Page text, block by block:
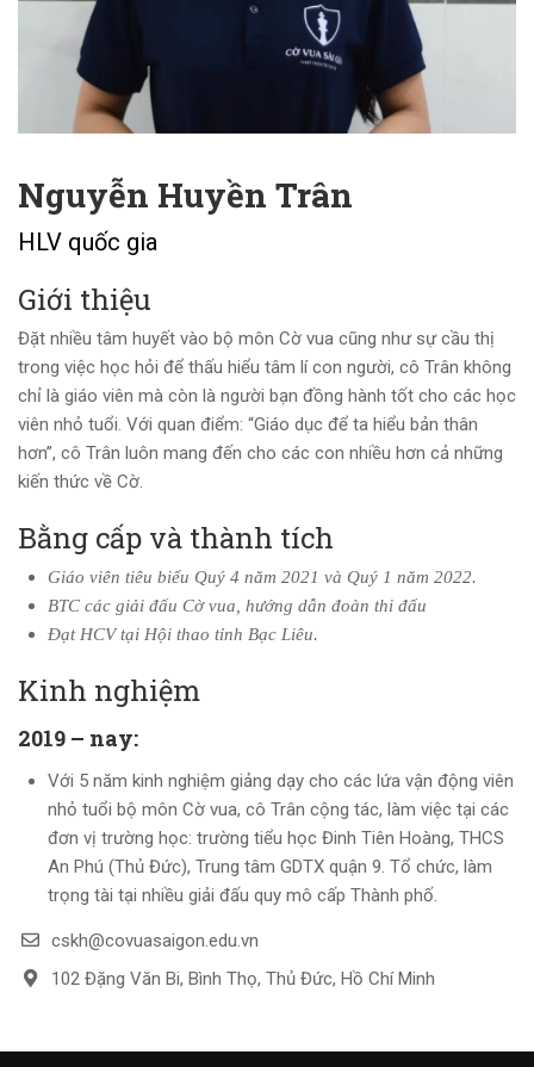
Nguyễn Huyền Trân
HLV quốc gia
Giới thiệu
Đặt nhiều tâm huyết vào bộ môn Cờ vua cũng như sự cầu thị
trong việc học hỏi để thấu hiểu tâm lí con người, cô Trân không
chỉ là giáo viên mà còn là người bạn đồng hành tốt cho các học
viên nhỏ tuổi. Với quan điểm: “Giáo dục để ta hiểu bản thân
hơn”, cô Trân luôn mang đến cho các con nhiều hơn cả những
kiến thức về Cờ.
Bằng cấp và thành tích
Giáo viên tiêu biểu Quý 4 năm 2021 và Quý 1 năm 2022.
BTC các giải đấu Cờ vua, hướng dẫn đoàn thi đấu
Đạt HCV tại Hội thao tỉnh Bạc Liêu.
Kinh nghiệm
2019 – nay:
Với 5 năm kinh nghiệm giảng dạy cho các lứa vận động viên
nhỏ tuổi bộ môn Cờ vua, cô Trân cộng tác, làm việc tại các
đơn vị trường học: trường tiểu học Đinh Tiên Hoàng, THCS
An Phú (Thủ Đức), Trung tâm GDTX quận 9. Tổ chức, làm
trọng tài tại nhiều giải đấu quy mô cấp Thành phố.
cskh@covuasaigon.edu.vn
102 Đặng Văn Bi, Bình Thọ, Thủ Đức, Hồ Chí Minh